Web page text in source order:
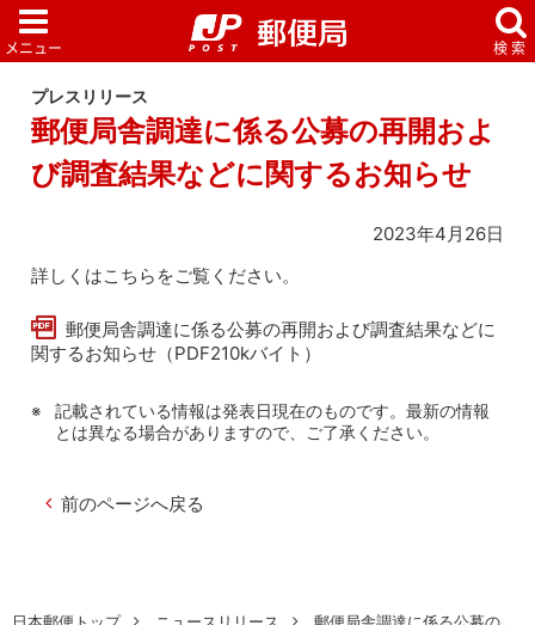
プレスリリース
郵便局舎調達に係る公募の再開およ
び調査結果などに関するお知らせ
2023年4月26日
詳しくはこちらをご覧ください。
郵便局舎調達に係る公募の再開および調査結果などに
関するお知らせ（PDF210kバイト）
記載されている情報は発表日現在のものです。最新の情報
とは異なる場合がありますので、ご了承ください。
前のページへ戻る